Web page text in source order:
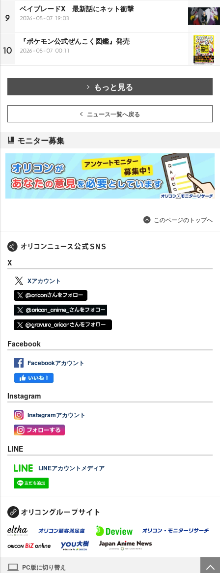
9
ベイブレードX 最新話にネット衝撃
2026-08-07 19:03
10
『ポケモン公式ぜんこく図鑑』発売
2026-08-07 00:11
もっと見る
ニュース一覧へ戻る
モニター募集
このページのトップへ
X
Xアカウント
Facebook
Facebookアカウント
Instagram
Instagramアカウント
LINE
LINEアカウントメディア
PC版に切り替え